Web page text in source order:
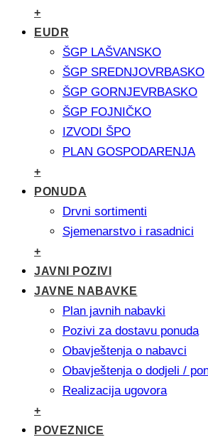
+
EUDR
ŠGP LAŠVANSKO
ŠGP SREDNJOVRBASKO
ŠGP GORNJEVRBASKO
ŠGP FOJNIČKO
IZVODI ŠPO
PLAN GOSPODARENJA
+
PONUDA
Drvni sortimenti
Sjemenarstvo i rasadnici
+
JAVNI POZIVI
JAVNE NABAVKE
Plan javnih nabavki
Pozivi za dostavu ponuda
Obavještenja o nabavci
Obavještenja o dodjeli /
Realizacija ugovora
+
POVEZNICE